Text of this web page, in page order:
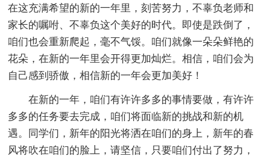
在这充满希望的新的一年里，刻苦努力，不辜负老师和
家长的嘱咐、不辜负这个美好的时代。即使是跌倒了，
咱们也会重新爬起，毫不气馁。咱们就像一朵朵鲜艳的
花朵，在新的一年里会开得更加灿烂。相信，咱们会为
自己感到骄傲，相信新的一年会更加美好！
在新的一年，咱们有许许多多的事情要做，有许许
多多的任务要去完成，咱们将面临新的挑战和新的机
遇。同学们，新年的阳光将洒在咱们的身上，新年的春
风将吹在咱们的脸上，请坚信，只要咱们付出了努力，